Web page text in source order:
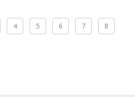
4 5 6 7 8